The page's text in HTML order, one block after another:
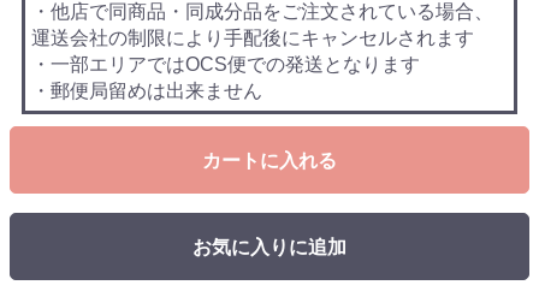
・他店で同商品・同成分品をご注文されている場合、
運送会社の制限により手配後にキャンセルされます
・一部エリアではOCS便での発送となります
・郵便局留めは出来ません
カートに入れる
お気に入りに追加